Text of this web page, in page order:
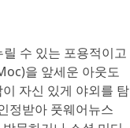
수 있는 포용적이고
을 앞세운 아웃도
자신 있게 야외를 탐
정받아 풋웨어뉴스